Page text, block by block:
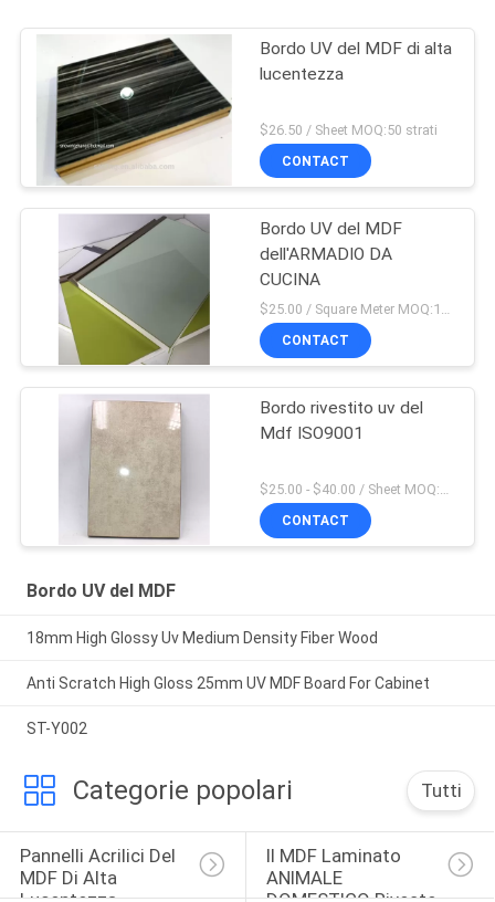
Bordo UV del MDF di alta
lucentezza
$26.50 / Sheet MOQ:50 strati
CONTACT
Bordo UV del MDF
dell'ARMADIO DA
CUCINA
$25.00 / Square Meter MOQ:100 metri quadri
CONTACT
Bordo rivestito uv del
Mdf ISO9001
$25.00 - $40.00 / Sheet MOQ:50 strato/strati
CONTACT
Bordo UV del MDF
18mm High Glossy Uv Medium Density Fiber Wood
Anti Scratch High Gloss 25mm UV MDF Board For Cabinet
ST-Y002
Categorie popolari Tutti
Pannelli Acrilici Del
MDF Di Alta
Il MDF Laminato
ANIMALE